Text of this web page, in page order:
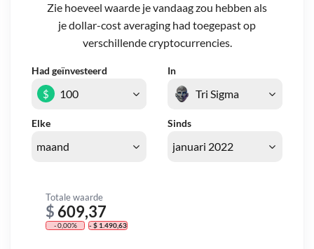
Zie hoeveel waarde je vandaag zou hebben als
je dollar-cost averaging had toegepast op
verschillende cryptocurrencies.
Had geïnvesteerd In
Elke Sinds
$
Totale waarde
$ 609,37
- 0,00% - $ 1.490,63